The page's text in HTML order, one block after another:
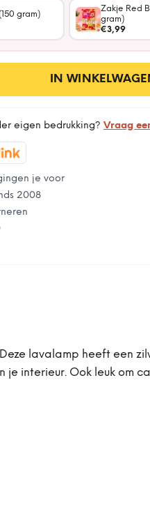
gram)
Zakje Red
gram)
€3,99
IN
eigen bedrukking? Vraag
je voor
2008
lavalamp heeft een
interieur. Ook leuk om